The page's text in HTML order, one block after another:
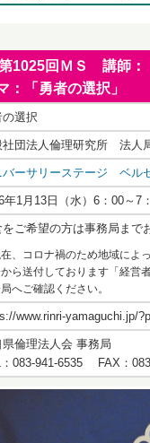
1025回ＭＳ 講師
「勇者の選択」
の選択
社団法人倫理研究所 法人
バーサリーステージ ベル
年1月13日（水）6：00～7
をご希望の方は事務局まで
、コロナ禍のため地域によ
から送付しております「経営
へご確認ください。
www.rinri-yamaguchi.jp/
県倫理法人会 事務局
083-941-6535 FAX：